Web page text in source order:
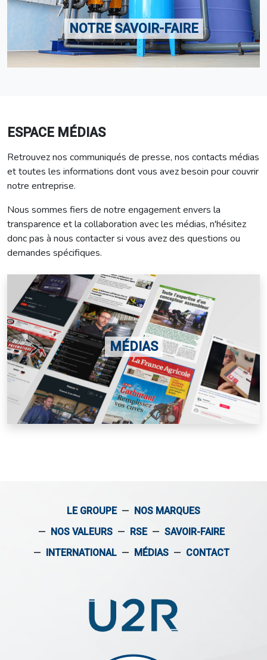
NOTRE SAVOIR-FAIRE
ESPACE MÉDIAS
Retrouvez nos communiqués de presse, nos contacts médias
et toutes les informations dont vous avez besoin pour couvrir
notre entreprise.
Nous sommes fiers de notre engagement envers la
transparence et la collaboration avec les médias, n'hésitez
donc pas à nous contacter si vous avez des questions ou
demandes spécifiques.
MÉDIAS
LE GROUPE — NOS MARQUES
— NOS VALEURS — RSE — SAVOIR-FAIRE
— INTERNATIONAL — MÉDIAS — CONTACT